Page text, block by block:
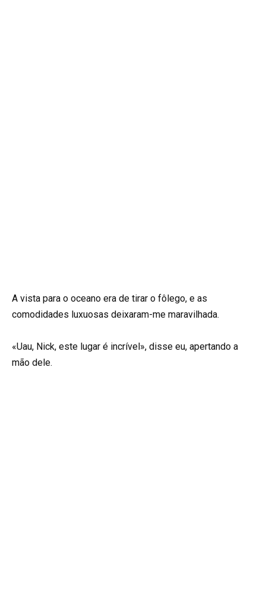
A vista para o oceano era de tirar o fôlego, e as
comodidades luxuosas deixaram-me maravilhada.
«Uau, Nick, este lugar é incrível», disse eu, apertando a
mão dele.